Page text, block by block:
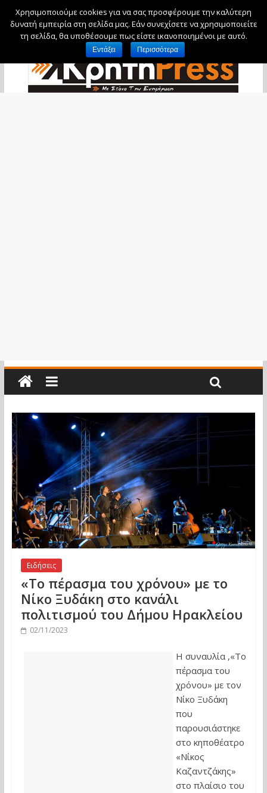
Παρασκευή, 7 Αυγούστου, 2026
Ειδήσεις
«Το πέρασμα του χρόνου» με το
Νίκο Ξυδάκη στο κανάλι
πολιτισμού του Δήμου Ηρακλείου
02/11/2023
Η συναυλία ,«Tο
πέρασμα του
χρόνου» με τον
Νίκο Ξυδάκη
που
παρουσιάστηκε
στο κηποθέατρο
«Νίκος
Καζαντζάκης»
στο πλαίσιο του
Χρησιμοποιούμε cookies για να σας προσφέρουμε την καλύτερη
δυνατή εμπειρία στη σελίδα μας. Εάν συνεχίσετε να χρησιμοποιείτε
τη σελίδα, θα υποθέσουμε πως είστε ικανοποιημένοι με αυτό.
Εντάξει Περισσότερα